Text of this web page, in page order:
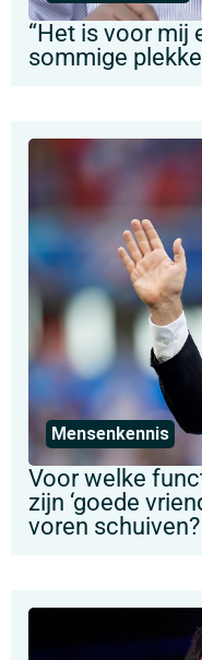
“Het is voor mij
sommige
Mensenkennis
Voor welke
zijn ‘goede
voren schuiven?